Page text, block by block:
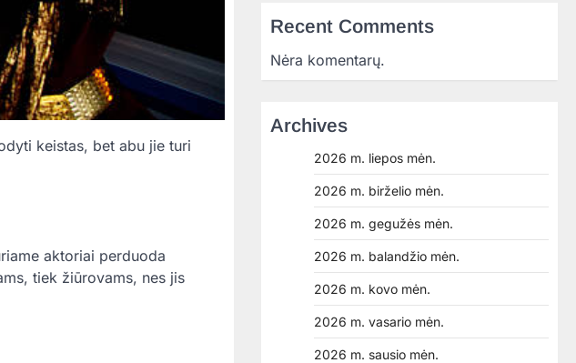
keistas, bet abu jie turi
aktoriai perduoda
tiek žiūrovams, nes jis
Recent Comments
Nėra komentarų.
Archives
2026 m. liepos mėn.
2026 m. birželio mėn.
2026 m. gegužės mėn.
2026 m. balandžio mėn.
2026 m. kovo mėn.
2026 m. vasario mėn.
2026 m. sausio mėn.